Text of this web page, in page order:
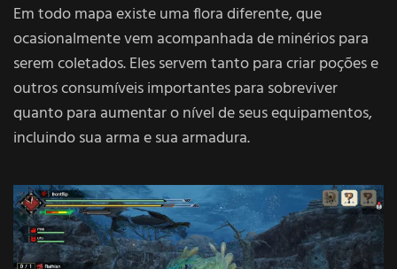
Em todo mapa existe uma flora diferente, que
ocasionalmente vem acompanhada de minérios para
serem coletados. Eles servem tanto para criar poções e
outros consumíveis importantes para sobreviver
quanto para aumentar o nível de seus equipamentos,
incluindo sua arma e sua armadura.